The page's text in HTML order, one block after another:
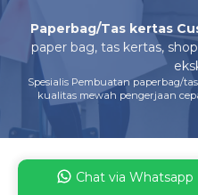
Paperbag/Tas kertas
paper bag, tas kertas,
Spesialis Pembuatan paperbag/
kualitas mewah pengerjaan
Chat via Whatsapp